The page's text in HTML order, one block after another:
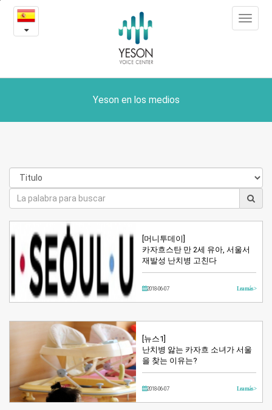
Yeson
en
medios
Toggle
Yeson en los medios
[머니투데이]
카자흐스탄 만 2세 유아, 서울서
재발성 난치병 고친다
2018-06-07 Lea más >
[뉴스1]
난치병 앓는 카자흐 소녀가 서울
을 찾는 이유는?
2018-06-07 Lea más >